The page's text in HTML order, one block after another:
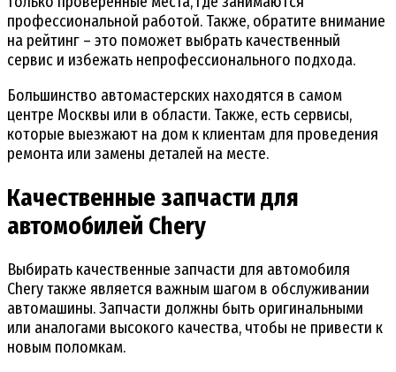
профессиональной работой. Также, обратите внимание
на рейтинг – это поможет выбрать качественный
сервис и избежать непрофессионального подхода.
Большинство автомастерских находятся в самом
центре Москвы или в области. Также, есть сервисы,
которые выезжают на дом к клиентам для проведения
ремонта или замены деталей на месте.
Качественные запчасти для
автомобилей Chery
Выбирать качественные запчасти для автомобиля
Chery также является важным шагом в обслуживании
автомашины. Запчасти должны быть оригинальными
или аналогами высокого качества, чтобы не привести к
новым поломкам.